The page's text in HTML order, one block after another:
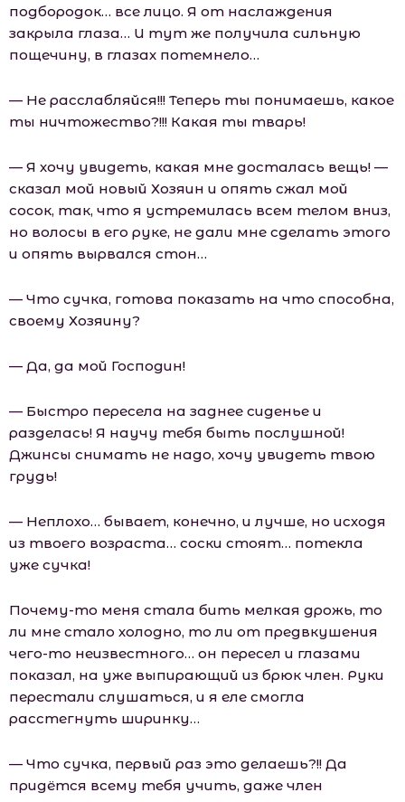
подбородок… все лицо. Я от наслаждения
закрыла глаза… И тут же получила сильную
пощечину, в глазах потемнело…
— Не расслабляйся!!! Теперь ты понимаешь, какое
ты ничтожество?!!! Какая ты тварь!
— Я хочу увидеть, какая мне досталась вещь! —
сказал мой новый Хозяин и опять сжал мой
сосок, так, что я устремилась всем телом вниз,
но волосы в его руке, не дали мне сделать этого
и опять вырвался стон…
— Что сучка, готова показать на что способна,
своему Хозяину?
— Да, да мой Господин!
— Быстро пересела на заднее сиденье и
разделась! Я научу тебя быть послушной!
Джинсы снимать не надо, хочу увидеть твою
грудь!
— Неплохо… бывает, конечно, и лучше, но исходя
из твоего возраста… соски стоят… потекла
уже сучка!
Почему-то меня стала бить мелкая дрожь, то
ли мне стало холодно, то ли от предвкушения
чего-то неизвестного… он пересел и глазами
показал, на уже выпирающий из брюк член. Руки
перестали слушаться, и я еле смогла
расстегнуть ширинку…
— Что сучка, первый раз это делаешь?!! Да
придётся всему тебя учить, даже член